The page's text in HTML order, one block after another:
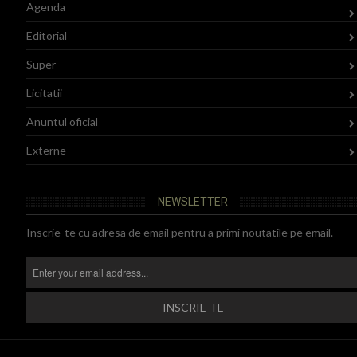
Agenda
Editorial
Super
Licitatii
Anuntul oficial
Externe
NEWSLETTER
Inscrie-te cu adresa de email pentru a primi noutatile pe email.